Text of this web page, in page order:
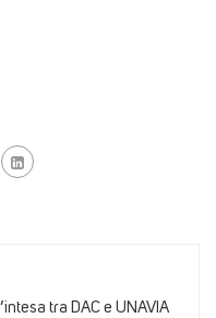
tra DAC e UNAVIA